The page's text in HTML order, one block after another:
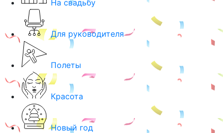
На свадьбу
Для руководителя
Полеты
Красота
Новый год